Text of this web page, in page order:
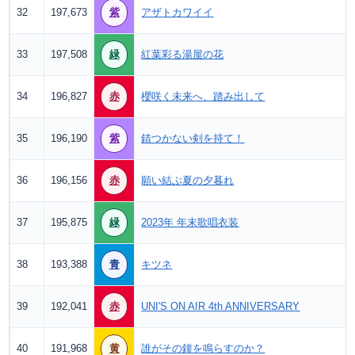
32 197,673 紫 アザトカワイイ
33 197,508 緑 紅葉彩る湯屋の花
34 196,827 赤 櫻咲く未来へ、踏み出して
35 196,190 紫 錆つかない剣を持て！
36 196,156 赤 願い結ぶ夏の夕暮れ
37 195,875 緑 2023年 年末歌唱衣装
38 193,388 青 キツネ
39 192,041 赤 UNI'S ON AIR 4th ANNIVERSARY
40 191,968 黄 誰がその鐘を鳴らすのか？